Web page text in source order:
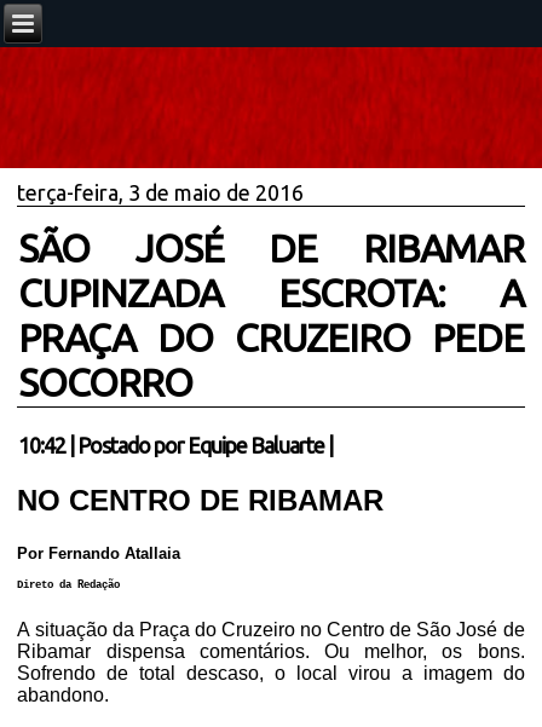
terça-feira, 3 de maio de 2016
SÃO JOSÉ DE RIBAMAR
CUPINZADA ESCROTA: A
PRAÇA DO CRUZEIRO PEDE
SOCORRO
10:42| Postado por Equipe Baluarte
NO CENTRO DE RIBAMAR
Por Fernando Atallaia
Direto da Redação
A situação da Praça do Cruzeiro no Centro de São José de
Ribamar dispensa comentários. Ou melhor, os bons.
Sofrendo de total descaso, o local virou a imagem do
abandono.